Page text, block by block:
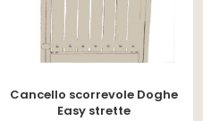
Cancello scorrevole Doghe
Easy strette